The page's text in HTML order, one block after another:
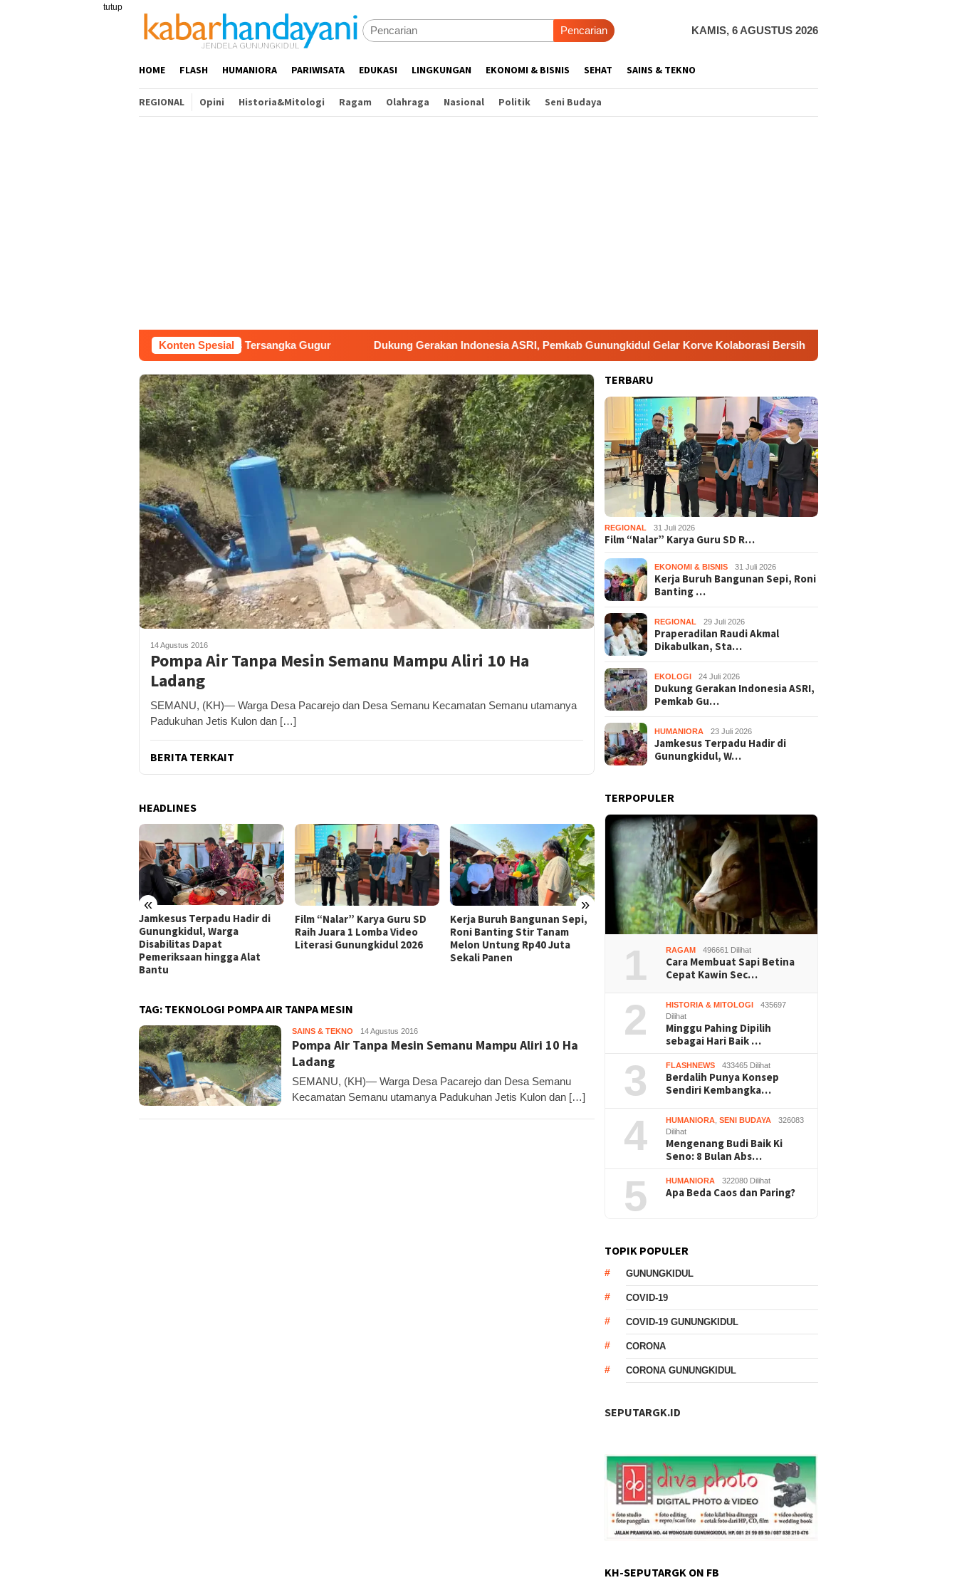
tutup
Pencarian KAMIS, 6 AGUSTUS 2026
HOME FLASH HUMANIORA PARIWISATA EDUKASI LINGKUNGAN EKONOMI & BISNIS SEHAT SAINS & TEKNO
REGIONAL Opini Historia&Mitologi Ragam Olahraga Nasional Politik Seni Budaya
Konten Spesial
Raudi Akmal Dikabulkan, Status Tersangka Gugur Dukung Gerakan Indonesia ASRI, Pemkab Gunungkidul Gelar Korve Kolaborasi Bersihkan Sungai Kota Wonosari
14 Agustus 2016
Pompa Air Tanpa Mesin Semanu Mampu Aliri 10 Ha
Ladang
SEMANU, (KH)— Warga Desa Pacarejo dan Desa Semanu Kecamatan Semanu utamanya
Padukuhan Jetis Kulon dan […]
BERITA TERKAIT
HEADLINES
« »
Jamkesus Terpadu Hadir di
Gunungkidul, Warga
Disabilitas Dapat
Pemeriksaan hingga Alat
Bantu
Film “Nalar” Karya Guru SD
Raih Juara 1 Lomba Video
Literasi Gunungkidul 2026
Kerja Buruh Bangunan Sepi,
Roni Banting Stir Tanam
Melon Untung Rp40 Juta
Sekali Panen
Praperadilan Raudi Akmal
Dikabulkan, Status
Tersangka Gugur
Dukung Gerakan Indonesia
ASRI, Pemkab Gunungkidul
Bersihkan Sungai Kota
Wonosari
TAG: TEKNOLOGI POMPA AIR TANPA MESIN
SAINS & TEKNO Kandar
14 Agustus 2016
Pompa Air Tanpa Mesin Semanu Mampu Aliri 10 Ha
Ladang
SEMANU, (KH)— Warga Desa Pacarejo dan Desa Semanu
Kecamatan Semanu utamanya Padukuhan Jetis Kulon dan […]
TERBARU
REGIONAL 31 Juli 2026
Film “Nalar” Karya Guru SD R…
EKONOMI & BISNIS 31 Juli 2026
Kerja Buruh Bangunan Sepi, Roni
Banting …
REGIONAL 29 Juli 2026
Praperadilan Raudi Akmal
Dikabulkan, Sta…
EKOLOGI 24 Juli 2026
Dukung Gerakan Indonesia ASRI,
Pemkab Gu…
HUMANIORA 23 Juli 2026
Jamkesus Terpadu Hadir di
Gunungkidul, W…
TERPOPULER
1 RAGAM 496661 Dilihat
Cara Membuat Sapi Betina
Cepat Kawin Sec…
2 HISTORIA & MITOLOGI
435697
Dilihat
Minggu Pahing Dipilih
sebagai Hari Baik …
3 FLASHNEWS 433465 Dilihat
Berdalih Punya Konsep
Sendiri Kembangka…
4 HUMANIORA ,SENI BUDAYA
326083
Dilihat
Mengenang Budi Baik Ki
Seno: 8 Bulan Abs…
5 HUMANIORA 322080 Dilihat
Apa Beda Caos dan Paring?
TOPIK POPULER
GUNUNGKIDUL
COVID-19
COVID-19 GUNUNGKIDUL
CORONA
CORONA GUNUNGKIDUL
SEPUTARGK.ID
KH-SEPUTARGK ON FB